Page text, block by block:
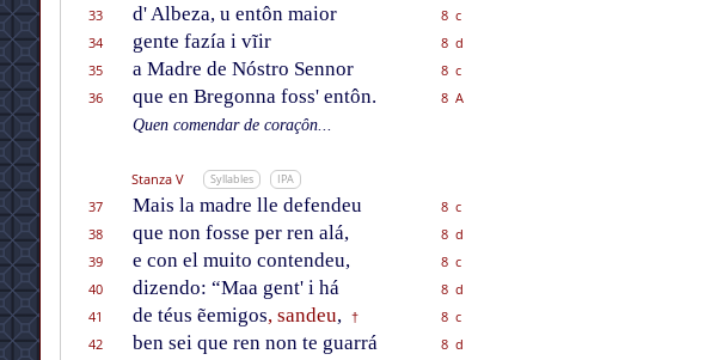
33
d' Albeza, u entôn maior
8 c
34
gente fazía i vĩir
8 d
35
a Madre de Nóstro Sennor
8 c
36
que en Bregonna foss' entôn.
8 A
Quen comendar de coraçôn...
Stanza V Syllables IPA
37 Mais la madre lle defendeu
8 c
38
que non fosse per ren alá,
8 d
39
e con el muito contendeu,
8 c
40
dizendo: “Maa gent' i há
8 d
41
de téus ẽemigos, sandeu, †
8 c
42
ben sei que ren non te guarrá
8 d